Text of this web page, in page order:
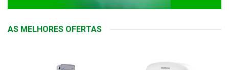
AS MELHORES OFERTAS